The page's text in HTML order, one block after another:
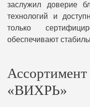
заслужил доверие
технологий и
только
обеспечивают
«ВИХРЬ»